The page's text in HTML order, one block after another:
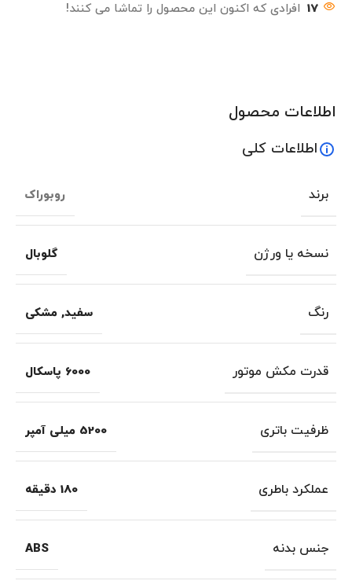
17 افرادی که اکنون این محصول را تماشا می کنند!
اطلاعات محصول
اطلاعات کلی
برند روبوراک
نسخه یا ورژن گلوبال
رنگ سفید, مشکی
قدرت مکش موتور 6000 پاسکال
ظرفیت باتری 5200 میلی آمپر
عملکرد باطری 180 دقیقه
جنس بدنه ABS